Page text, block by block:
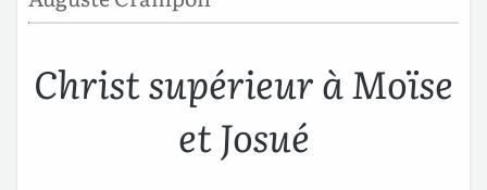
Christ supérieur à Moïse
et Josué